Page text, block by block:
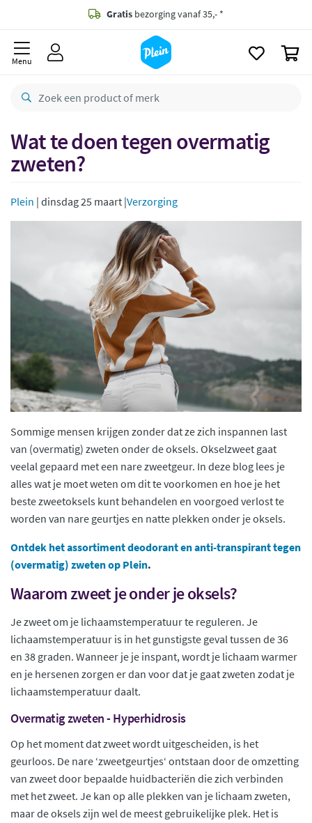
Gratis bezorging vanaf 35,- *
besteld,
retourneren
Menu
Wat te doen tegen overmatig
zweten?
Plein | dinsdag 25 maart |Verzorging
Sommige mensen krijgen zonder dat ze zich inspannen last
van (overmatig) zweten onder de oksels. Okselzweet gaat
veelal gepaard met een nare zweetgeur. In deze blog lees je
alles wat je moet weten om dit te voorkomen en hoe je het
beste zweetoksels kunt behandelen en voorgoed verlost te
worden van nare geurtjes en natte plekken onder je oksels.
Ontdek het assortiment deodorant en anti-transpirant tegen
(overmatig) zweten op Plein.
Waarom zweet je onder je oksels?
Je zweet om je lichaamstemperatuur te reguleren. Je
lichaamstemperatuur is in het gunstigste geval tussen de 36
en 38 graden. Wanneer je je inspant, wordt je lichaam warmer
en je hersenen zorgen er dan voor dat je gaat zweten zodat je
lichaamstemperatuur daalt.
Overmatig zweten - Hyperhidrosis
Op het moment dat zweet wordt uitgescheiden, is het
geurloos. De nare ‘zweetgeurtjes‘ ontstaan door de omzetting
van zweet door bepaalde huidbacteriën die zich verbinden
met het zweet. Je kan op alle plekken van je lichaam zweten,
maar de oksels zijn wel de meest gebruikelijke plek. Het is